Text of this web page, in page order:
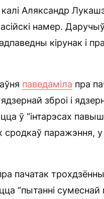
Аляксандр
намер.
кірунак і
паведаміла пра
зброі і
ў “інтарэсах
паражэння,
пачатак
“пытанні сумеснай